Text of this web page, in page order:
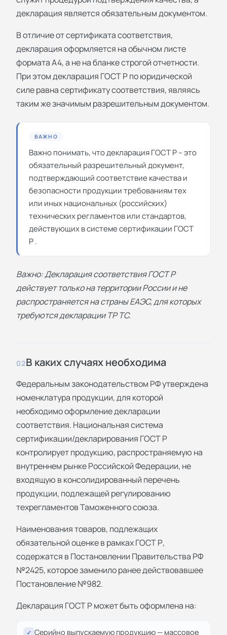
декларация является обязательным документом.
В отличие от сертификата соответствия,
декларация оформляется на обычном листе
формата А4, а не на бланке строгой отчетности.
При этом декларация ГОСТ Р по юридической
силе равна сертификату соответствия, являясь
таким же значимым разрешительным документом.
ВАЖНО
Важно понимать, что декларация ГОСТ Р – это
обязательный разрешительный документ,
подтверждающий соответствие качества и
безопасности продукции требованиям тех
или иных национальных (российских)
технических регламентов или стандартов,
действующих в системе сертификации ГОСТ
Р .
Важно: Декларация соответствия ГОСТ Р
действует только на территории России и не
распространяется на страны ЕАЭС, для которых
требуются декларации ТР ТС.
02В каких случаях необходима
Федеральным законодательством РФ утверждена
номенклатура продукции, для которой
необходимо оформление декларации
соответствия. Национальная система
сертификации/декларирования ГОСТ Р
контролирует продукцию, распространяемую на
внутреннем рынке Российской Федерации, не
входящую в консолидированный перечень
продукции, подлежащей регулированию
техрегламентов Таможенного союза.
Наименования товаров, подлежащих
обязательной оценке в рамках ГОСТ Р,
содержатся в Постановлении Правительства РФ
№2425, которое заменило ранее действовавшее
Постановление №982.
Декларация ГОСТ Р может быть оформлена на:
✓ Серийно выпускаемую продукцию — массовое